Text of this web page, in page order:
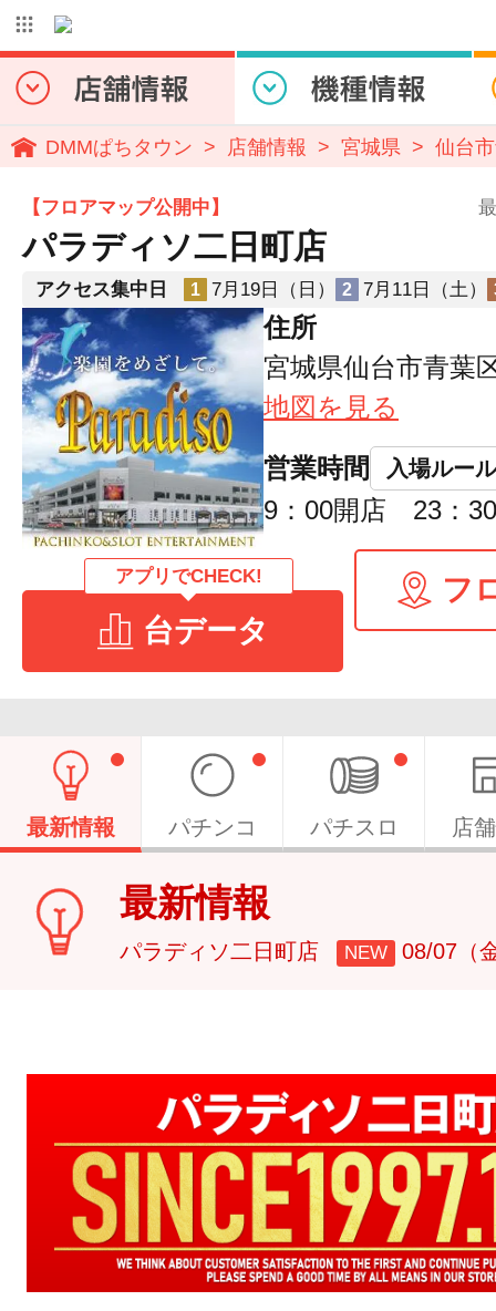
DMMぱちタウン 店舗情報 宮城県 仙台
【フロアマップ公開中】
パラディソ二日町店
アクセス集中日 1 7月19日（日） 2 7月11日（土）
住所
宮城県仙台市青葉
地図を見る
営業時間 入場ルール
9：00開店 23：
アプリでCHECK!
台データ
フ
最新情報 パチンコ パチスロ 店
最新情報
パラディソ二日町店 NEW 08/07（